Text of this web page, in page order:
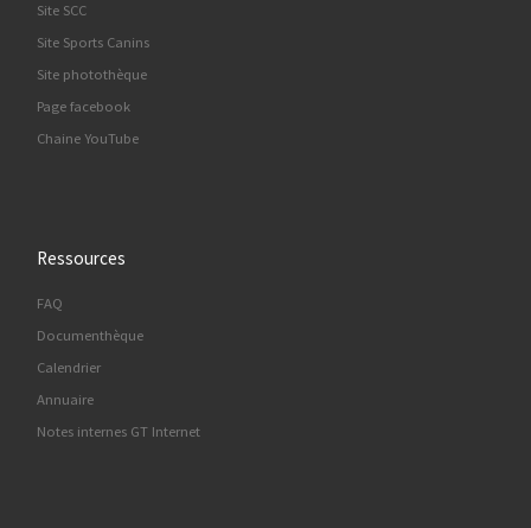
Site SCC
Site Sports Canins
Site photothèque
Page facebook
Chaine YouTube
Ressources
FAQ
Documenthèque
Calendrier
Annuaire
Notes internes GT Internet